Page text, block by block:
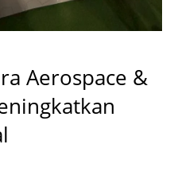
Aerospace &